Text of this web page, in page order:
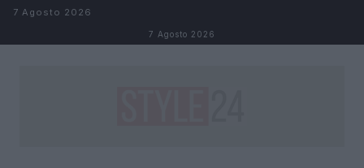
Salta al contenuto
7 Agosto 2026
7 Agosto 2026